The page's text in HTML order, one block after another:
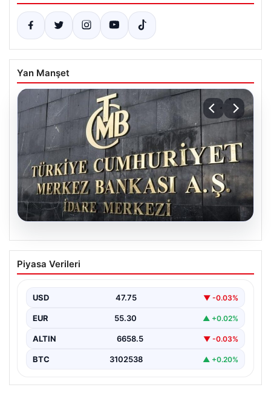
Yan Manşet
07.08.2026
TCMB’nin Nisan toplantısı ne zaman?
Ekonomistlerin faiz beklentileri
Türkiye Cumhuriyet Merkez Bankası Para Politikası
Piyasa Verileri
USD 47.75 ▼ -0.03%
EUR 55.30 ▲ +0.02%
ALTIN 6658.5 ▼ -0.03%
BTC 3102538 ▲ +0.20%